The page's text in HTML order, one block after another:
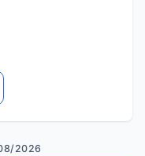
2026